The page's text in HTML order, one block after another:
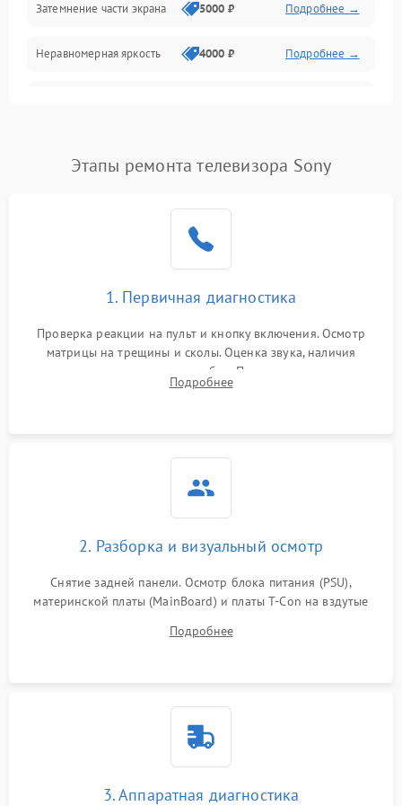
Программное обеспечение
Сеть и подключения
Затемнение части экрана 5000 ₽ Подробнее →
Неравномерная яркость 4000 ₽ Подробнее →
Этапы ремонта телевизора Sony
1. Первичная диагностика
Проверка реакции на пульт и кнопку включения. Осмотр
матрицы на трещины и сколы. Оценка звука, наличия
подсветки и индикаторов ошибок. Подключение тестовых
источников сигнала для выявления симптомов поломки.
Подробнее
2. Разборка и визуальный осмотр
Снятие задней панели. Осмотр блока питания (PSU),
материнской платы (MainBoard) и платы T-Con на вздутые
Проверка надежности фиксации и целостности шлейфов.
Подробнее
3. Аппаратная диагностика